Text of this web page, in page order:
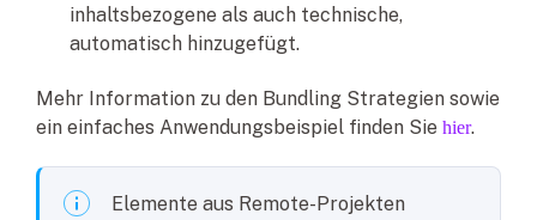
inhaltsbezogene als auch technische,
automatisch hinzugefügt.
Mehr Information zu den Bundling Strategien sowie
ein einfaches Anwendungsbeispiel finden Sie hier.
Elemente aus Remote-Projekten